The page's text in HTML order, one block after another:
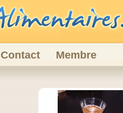
Contact Membre